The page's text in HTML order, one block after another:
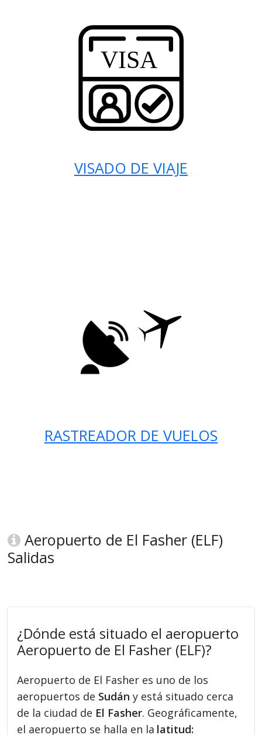
VISADO DE VIAJE
RASTREADOR DE VUELOS
Aeropuerto de El Fasher (ELF)
Salidas
¿Dónde está situado el aeropuerto
Aeropuerto de El Fasher (ELF)?
Aeropuerto de El Fasher es uno de los
aeropuertos de Sudán y está situado cerca
de la ciudad de El Fasher. Geográficamente,
el aeropuerto se halla en la latitud: